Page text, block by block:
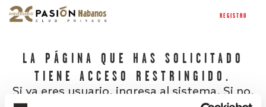
REGISTRO
LA PÁGINA QUE HAS SOLICITADO
TIENE ACCESO RESTRINGIDO.
Si ya eres usuario, ingresa al sistema. Si no,